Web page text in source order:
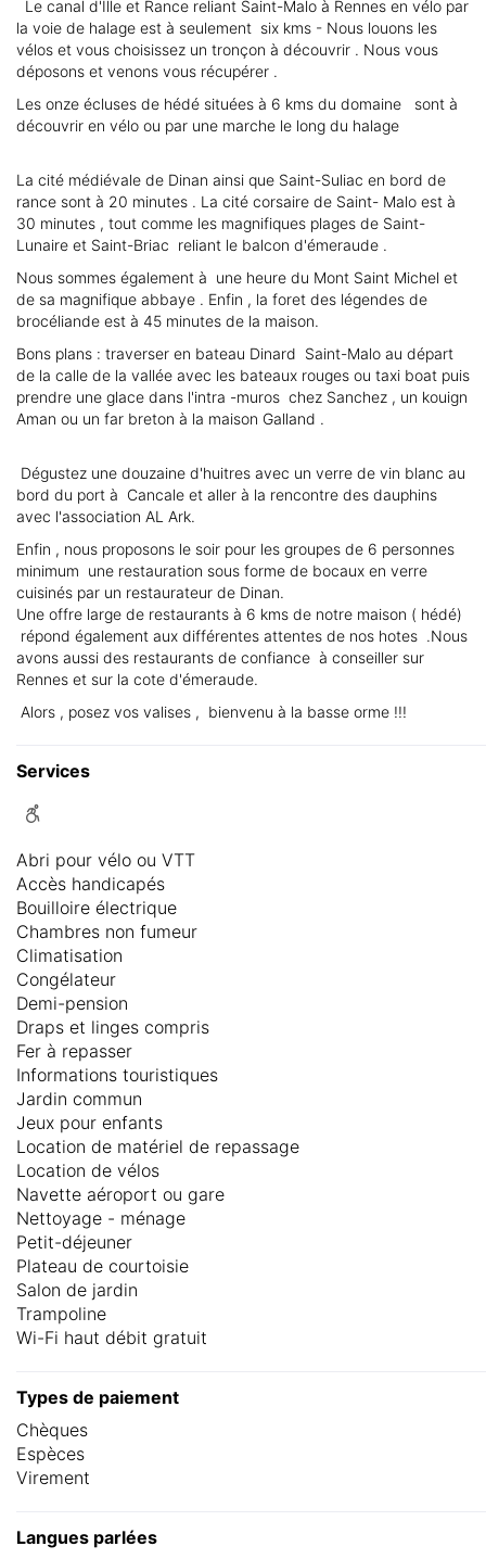
Le canal d'Ille et Rance reliant Saint-Malo à Rennes en vélo par
la voie de halage est à seulement six kms - Nous louons les
vélos et vous choisissez un tronçon à découvrir . Nous vous
déposons et venons vous récupérer .
Les onze écluses de hédé situées à 6 kms du domaine sont à
découvrir en vélo ou par une marche le long du halage
La cité médiévale de Dinan ainsi que Saint-Suliac en bord de
rance sont à 20 minutes . La cité corsaire de Saint- Malo est à
30 minutes , tout comme les magnifiques plages de Saint-
Lunaire et Saint-Briac reliant le balcon d'émeraude .
Nous sommes également à une heure du Mont Saint Michel et
de sa magnifique abbaye . Enfin , la foret des légendes de
brocéliande est à 45 minutes de la maison.
Bons plans : traverser en bateau Dinard Saint-Malo au départ
de la calle de la vallée avec les bateaux rouges ou taxi boat puis
prendre une glace dans l'intra -muros chez Sanchez , un kouign
Aman ou un far breton à la maison Galland .
Dégustez une douzaine d'huitres avec un verre de vin blanc au
bord du port à Cancale et aller à la rencontre des dauphins
avec l'association AL Ark.
Enfin , nous proposons le soir pour les groupes de 6 personnes
minimum une restauration sous forme de bocaux en verre
cuisinés par un restaurateur de Dinan.
Une offre large de restaurants à 6 kms de notre maison ( hédé)
répond également aux différentes attentes de nos hotes .Nous
avons aussi des restaurants de confiance à conseiller sur
Rennes et sur la cote d'émeraude.
Alors , posez vos valises , bienvenu à la basse orme !!!
Services
Abri pour vélo ou VTT
Accès handicapés
Bouilloire électrique
Chambres non fumeur
Climatisation
Congélateur
Demi-pension
Draps et linges compris
Fer à repasser
Informations touristiques
Jardin commun
Jeux pour enfants
Location de matériel de repassage
Location de vélos
Navette aéroport ou gare
Nettoyage - ménage
Petit-déjeuner
Plateau de courtoisie
Salon de jardin
Trampoline
Wi-Fi haut débit gratuit
Types de paiement
Chèques
Espèces
Virement
Langues parlées